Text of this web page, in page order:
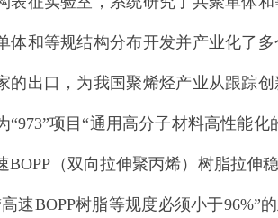
体和等规结构分布开发并产业化了
的出口，为我国聚烯烃产业从跟踪
“973”项目“通用高分子材料高性能
BOPP（双向拉伸聚丙烯）树脂拉伸
速BOPP树脂等规度必须小于96%”